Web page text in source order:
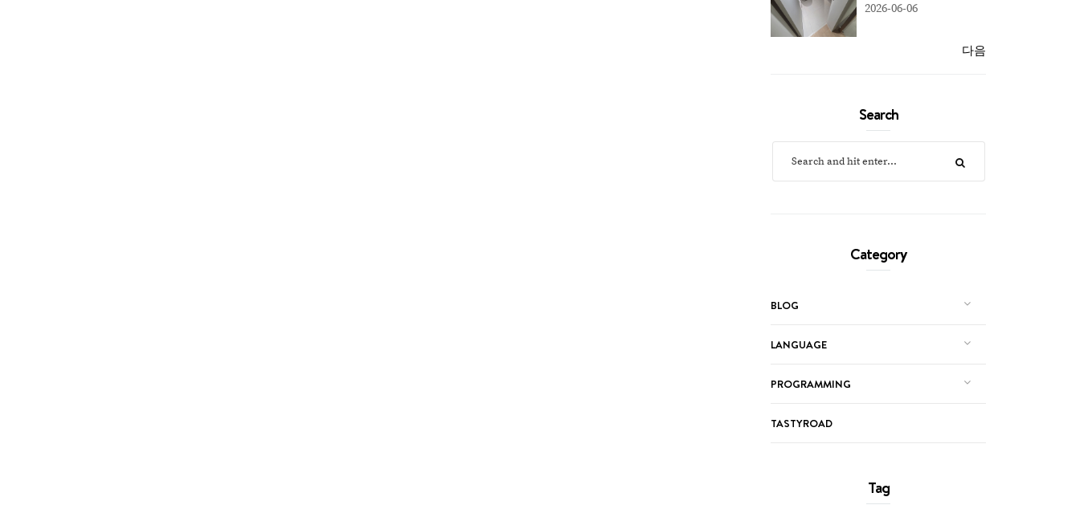
2026-06-06
다음
Search
Category
BLOG
LANGUAGE
PROGRAMMING
TASTYROAD
Tag